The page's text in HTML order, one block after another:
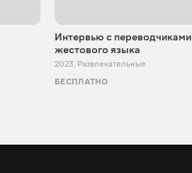
Интервью с переводчиками
жестового языка
2023, Развлекательные
БЕСПЛАТНО